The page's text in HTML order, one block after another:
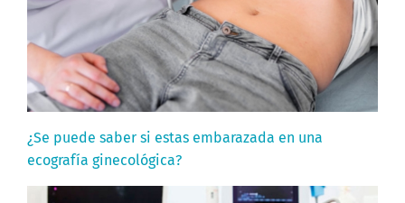
¿Se puede saber si estas embarazada en una
ecografía ginecológica?